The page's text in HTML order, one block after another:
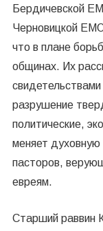
Бердичевской
Черновицкой
что в плане
общинах. Их
разрушение
политические,
меняет
пасторов,
евреям.
Старший раввин